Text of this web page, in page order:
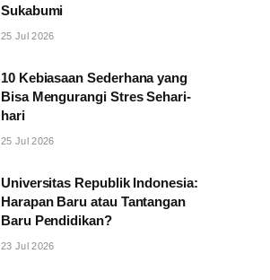
Sukabumi
25 Jul 2026
10 Kebiasaan Sederhana yang
Bisa Mengurangi Stres Sehari-
hari
25 Jul 2026
Universitas Republik Indonesia:
Harapan Baru atau Tantangan
Baru Pendidikan?
23 Jul 2026